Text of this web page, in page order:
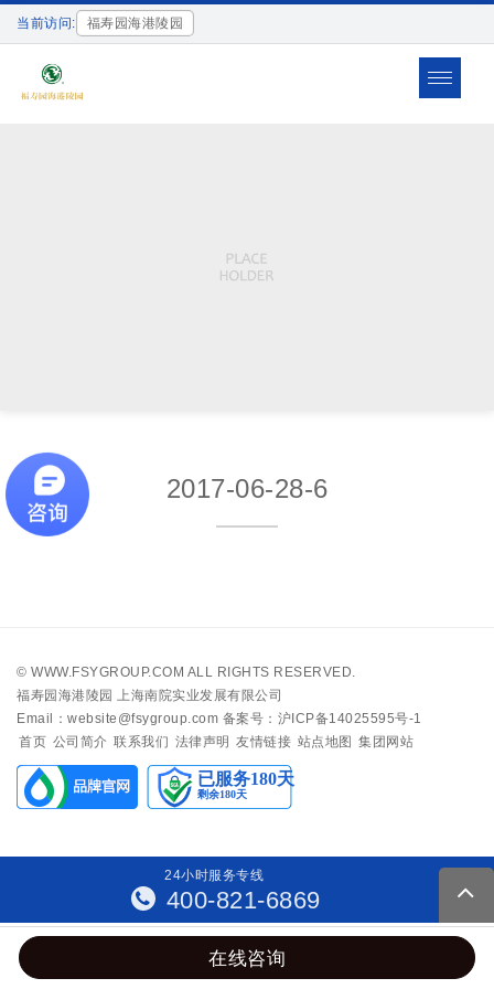
当前访问: 福寿园海港陵园
Toggle
2017-06-28-6
© WWW.FSYGROUP.COM ALL RIGHTS RESERVED.
福寿园海港陵园 上海南院实业发展有限公司
Email：website@fsygroup.com 备案号：沪ICP备14025595号-1
首页 公司简介 联系我们 法律声明 友情链接 站点地图 集团网站
24小时服务专线
400-821-6869
在线咨询